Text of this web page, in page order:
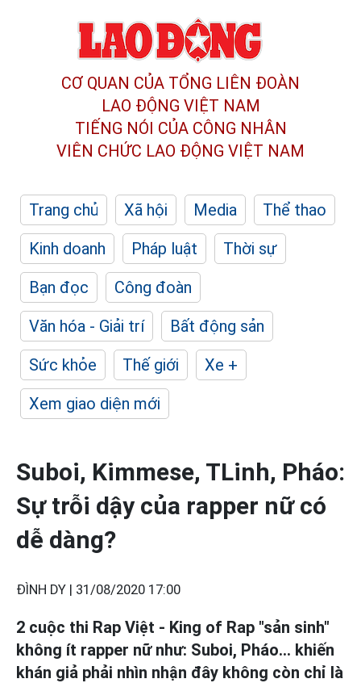
CƠ QUAN CỦA TỔNG LIÊN ĐOÀN
LAO ĐỘNG VIỆT NAM
TIẾNG NÓI CỦA CÔNG NHÂN
VIÊN CHỨC LAO ĐỘNG VIỆT NAM
Trang chủ Xã hội Media
Thể thao
Kinh doanh
Pháp luật
Thời sự
Bạn đọc
Công đoàn
Văn hóa - Giải trí
Bất động sản
Sức khỏe
Thế giới
Xe +
Xem giao diện mới
Suboi, Kimmese, TLinh, Pháo:
Sự trỗi dậy của rapper nữ có
dễ dàng?
ĐÌNH DY | 31/08/2020 17:00
2 cuộc thi Rap Việt - King of Rap "sản sinh"
không ít rapper nữ như: Suboi, Pháo... khiến
khán giả phải nhìn nhận đây không còn chỉ là